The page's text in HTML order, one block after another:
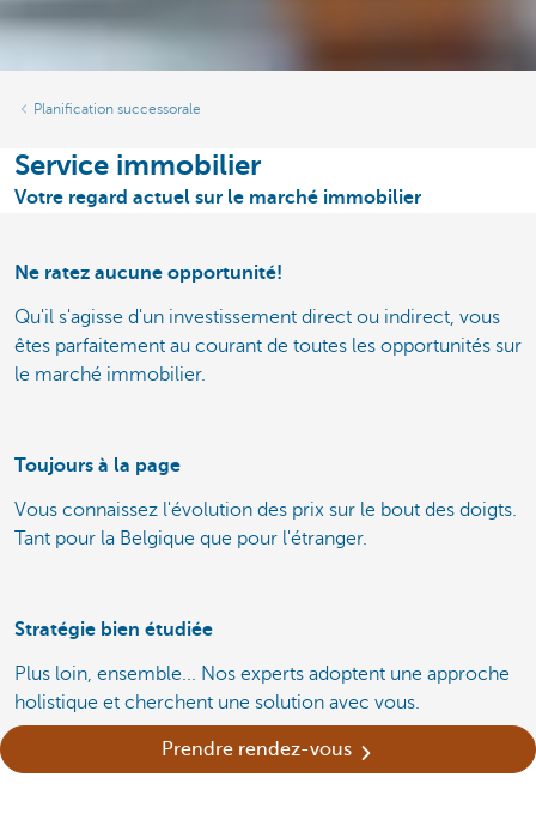
Planification successorale
Service immobilier
Votre regard actuel sur le marché immobilier
Ne ratez aucune opportunité!
Qu'il s'agisse d'un investissement direct ou indirect, vous
êtes parfaitement au courant de toutes les opportunités sur
le marché immobilier.
Toujours à la page
Vous connaissez l'évolution des prix sur le bout des doigts.
Tant pour la Belgique que pour l'étranger.
Stratégie bien étudiée
Plus loin, ensemble... Nos experts adoptent une approche
holistique et cherchent une solution avec vous.
Prendre rendez-vous